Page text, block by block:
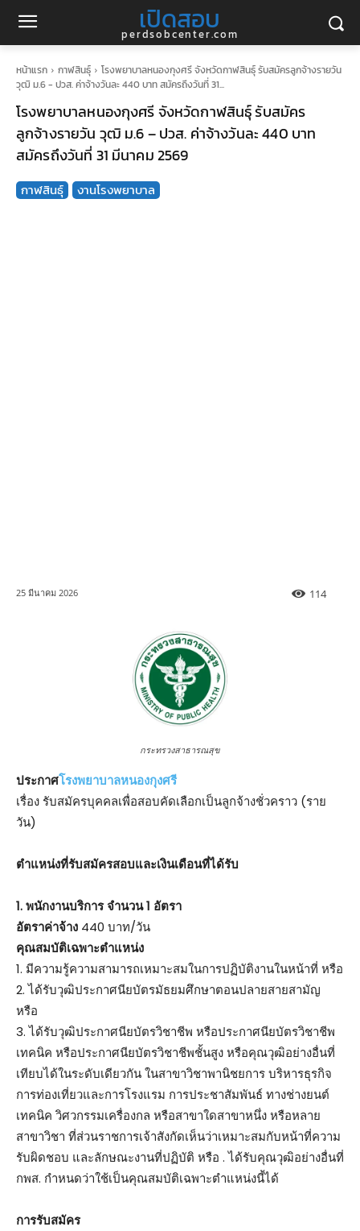
เปิดสอบ
perdsobcenter.com
หน้าแรก กาฬสินธุ์
โรงพยาบาลหนองกุงศรี จังหวัดกาฬสินธุ์ รับสมัครลูกจ้างรายวัน
วุฒิ ม.6 - ปวส. ค่าจ้างวันละ 440 บาท สมัครถึงวันที่ 31...
โรงพยาบาลหนองกุงศรี จังหวัดกาฬสินธุ์ รับสมัคร
ลูกจ้างรายวัน วุฒิ ม.6 – ปวส. ค่าจ้างวันละ 440 บาท
สมัครถึงวันที่ 31 มีนาคม 2569
กาฬสินธุ์ งานโรงพยาบาล
25 มีนาคม 2026 114
กระทรวงสาธารณสุข
ประกาศโรงพยาบาลหนองกุงศรี
เรื่อง รับสมัครบุคคลเพื่อสอบคัดเลือกเป็นลูกจ้างชั่วคราว (ราย
วัน)
ตําแหน่งที่รับสมัครสอบและเงินเดือนที่ได้รับ
1. พนักงานบริการ จำนวน 1 อัตรา
อัตราค่าจ้าง 440 บาท/วัน
คุณสมบัติเฉพาะตำแหน่ง
1. มีความรู้ความสามารถเหมาะสมในการปฏิบัติงานในหน้าที่ หรือ
2. ได้รับวุฒิประกาศนียบัตรมัธยมศึกษาตอนปลายสายสามัญ
หรือ
3. ได้รับวุฒิประกาศนียบัตรวิชาชีพ หรือประกาศนียบัตรวิชาชีพ
เทคนิค หรือประกาศนียบัตรวิชาชีพชั้นสูง หรือคุณวุฒิอย่างอื่นที่
เทียบได้ในระดับเดียวกัน ในสาขาวิชาพานิชยการ บริหารธุรกิจ
การท่องเที่ยวและการโรงแรม การประชาสัมพันธ์ ทางช่างยนต์
เทคนิค วิศวกรรมเครื่องกล หรือสาขาใดสาขาหนึ่ง หรือหลาย
สาขาวิชา ที่ส่วนราชการเจ้าสังกัดเห็นว่าเหมาะสมกับหน้าที่ความ
รับผิดชอบ และลักษณะงานที่ปฏิบัติ หรือ . ได้รับคุณวุฒิอย่างอื่นที่
กพส. กำหนดว่าใช้เป็นคุณสมบัติเฉพาะตำแหน่งนี้ได้
การรับสมัคร